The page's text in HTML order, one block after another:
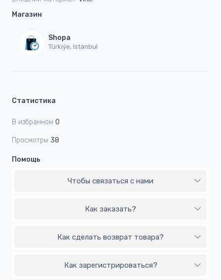
Магазин
Shopa
Türkiýe, Istanbul
Статистика
В избранном 0
Просмотры 38
Помощь
Чтобы связаться с нами
Как заказать?
Как сделать возврат товара?
Как зарегистрироваться?